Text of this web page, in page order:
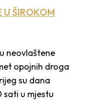
U ŠIROKOM
neovlaštene
opojnih droga
su dana
sati u mjestu